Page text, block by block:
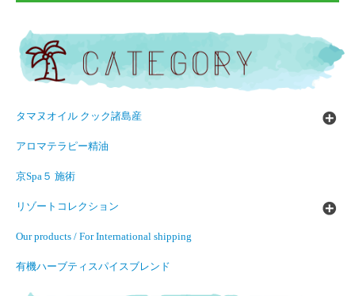
タマヌオイル クック諸島産
アロマテラピー精油
京Spa５ 施術
リゾートコレクション
Our products / For International shipping
有機ハーブティスパイスブレンド